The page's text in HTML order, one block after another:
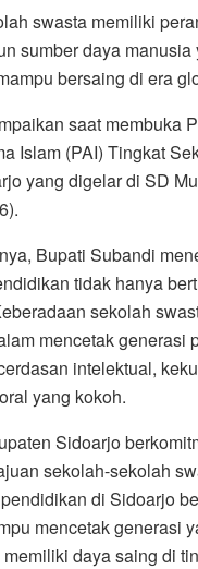
swasta memiliki
sumber daya manusia
bersaing di era
saat membuka
Islam (PAI) Tingkat
yang digelar di SD
Bupati Subandi
tidak hanya
sekolah
mencetak generasi
intelektual,
yang kokoh.
Sidoarjo
sekolah-sekolah
di Sidoarjo
mencetak generasi
daya saing di